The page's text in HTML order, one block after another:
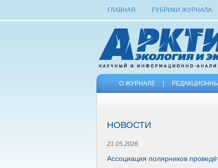
ГЛАВНАЯ РУБРИКИ ЖУРНАЛА
О ЖУРНАЛЕ
НОВОСТИ
21.05.2026
Ассоциация полярников